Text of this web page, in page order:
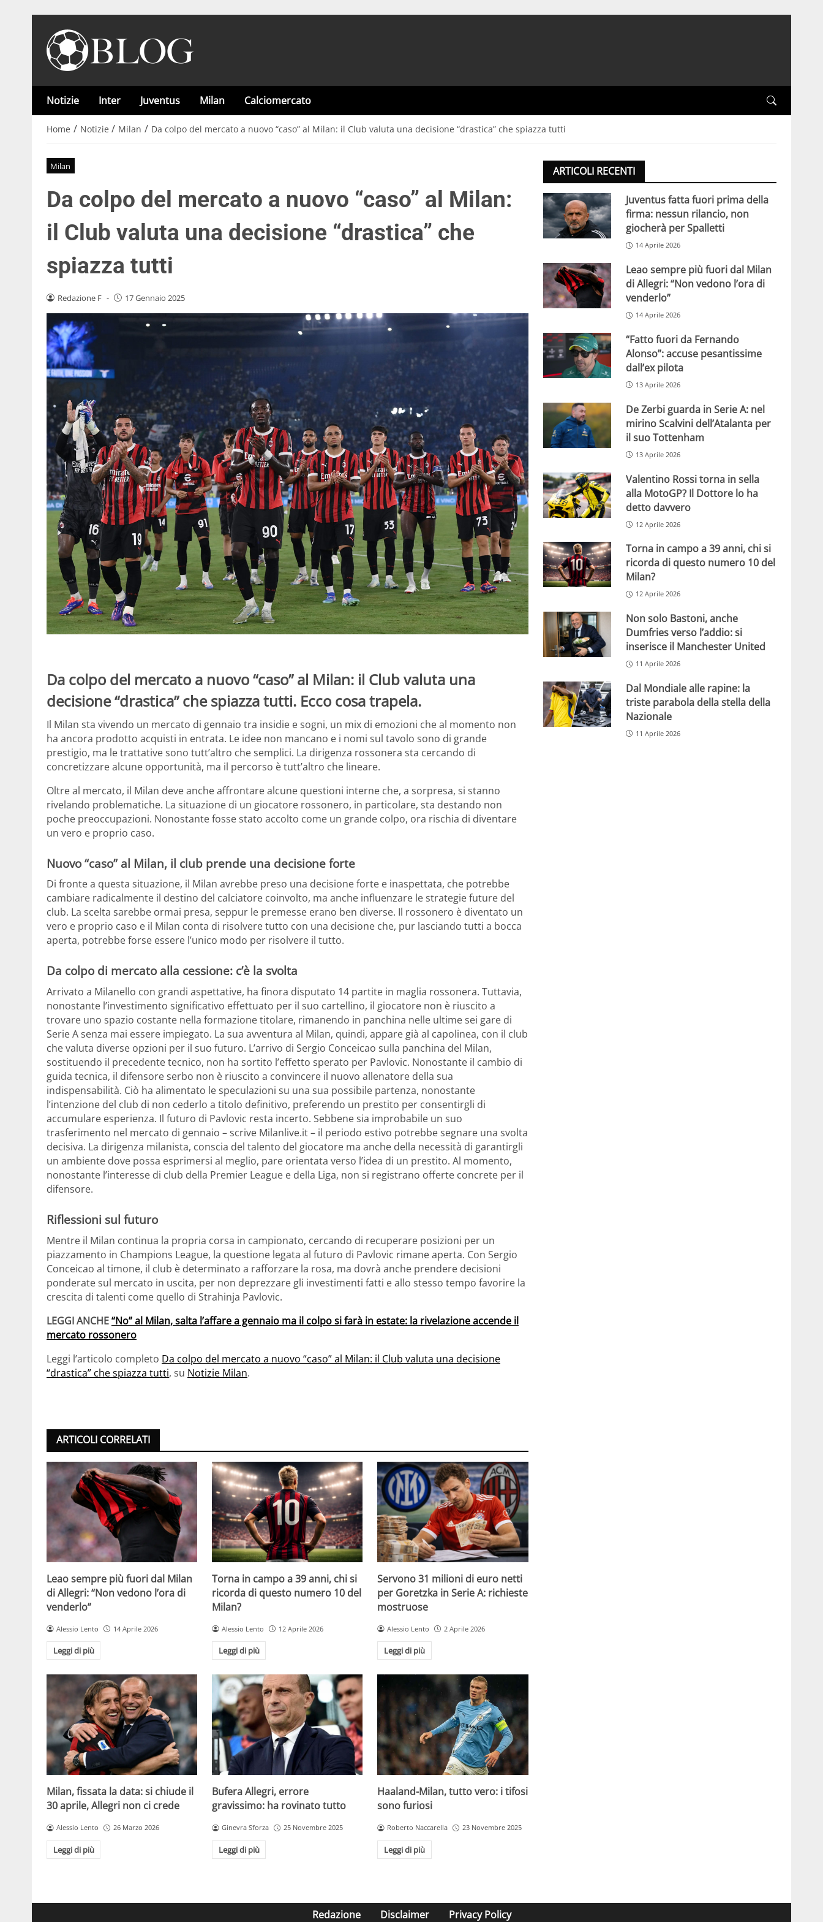
Notizie Inter Juventus Milan Calciomercato
Home / Notizie / Milan / Da colpo del mercato a nuovo “caso” al Milan: il Club valuta una decisione “drastica” che spiazza tutti
Milan
Da colpo del mercato a nuovo “caso” al Milan:
il Club valuta una decisione “drastica” che
spiazza tutti
Redazione F - 17 Gennaio 2025
Da colpo del mercato a nuovo “caso” al Milan: il Club valuta una
decisione “drastica” che spiazza tutti. Ecco cosa trapela.
Il Milan sta vivendo un mercato di gennaio tra insidie e sogni, un mix di emozioni che al momento non
ha ancora prodotto acquisti in entrata. Le idee non mancano e i nomi sul tavolo sono di grande
prestigio, ma le trattative sono tutt’altro che semplici. La dirigenza rossonera sta cercando di
concretizzare alcune opportunità, ma il percorso è tutt’altro che lineare.
Oltre al mercato, il Milan deve anche affrontare alcune questioni interne che, a sorpresa, si stanno
rivelando problematiche. La situazione di un giocatore rossonero, in particolare, sta destando non
poche preoccupazioni. Nonostante fosse stato accolto come un grande colpo, ora rischia di diventare
un vero e proprio caso.
Nuovo “caso” al Milan, il club prende una decisione forte
Di fronte a questa situazione, il Milan avrebbe preso una decisione forte e inaspettata, che potrebbe
cambiare radicalmente il destino del calciatore coinvolto, ma anche influenzare le strategie future del
club. La scelta sarebbe ormai presa, seppur le premesse erano ben diverse. Il rossonero è diventato un
vero e proprio caso e il Milan conta di risolvere tutto con una decisione che, pur lasciando tutti a bocca
aperta, potrebbe forse essere l’unico modo per risolvere il tutto.
Da colpo di mercato alla cessione: c’è la svolta
Arrivato a Milanello con grandi aspettative, ha finora disputato 14 partite in maglia rossonera. Tuttavia,
nonostante l’investimento significativo effettuato per il suo cartellino, il giocatore non è riuscito a
trovare uno spazio costante nella formazione titolare, rimanendo in panchina nelle ultime sei gare di
Serie A senza mai essere impiegato. La sua avventura al Milan, quindi, appare già al capolinea, con il club
che valuta diverse opzioni per il suo futuro. L’arrivo di Sergio Conceicao sulla panchina del Milan,
sostituendo il precedente tecnico, non ha sortito l’effetto sperato per Pavlovic. Nonostante il cambio di
guida tecnica, il difensore serbo non è riuscito a convincere il nuovo allenatore della sua
indispensabilità. Ciò ha alimentato le speculazioni su una sua possibile partenza, nonostante
l’intenzione del club di non cederlo a titolo definitivo, preferendo un prestito per consentirgli di
accumulare esperienza. Il futuro di Pavlovic resta incerto. Sebbene sia improbabile un suo
trasferimento nel mercato di gennaio – scrive Milanlive.it – il periodo estivo potrebbe segnare una svolta
decisiva. La dirigenza milanista, conscia del talento del giocatore ma anche della necessità di garantirgli
un ambiente dove possa esprimersi al meglio, pare orientata verso l’idea di un prestito. Al momento,
nonostante l’interesse di club della Premier League e della Liga, non si registrano offerte concrete per il
difensore.
Riflessioni sul futuro
Mentre il Milan continua la propria corsa in campionato, cercando di recuperare posizioni per un
piazzamento in Champions League, la questione legata al futuro di Pavlovic rimane aperta. Con Sergio
Conceicao al timone, il club è determinato a rafforzare la rosa, ma dovrà anche prendere decisioni
ponderate sul mercato in uscita, per non deprezzare gli investimenti fatti e allo stesso tempo favorire la
crescita di talenti come quello di Strahinja Pavlovic.
LEGGI ANCHE“No” al Milan, salta l’affare a gennaio ma il colpo si farà in estate: la rivelazione accende il
mercato rossonero
Leggi l’articolo completo Da colpo del mercato a nuovo “caso” al Milan: il Club valuta una decisione
“drastica” che spiazza tutti, su Notizie Milan.
ARTICOLI CORRELATI
Leao sempre più fuori dal Milan
di Allegri: “Non vedono l’ora di
venderlo”
Alessio Lento 14 Aprile 2026
Leggi di più
Torna in campo a 39 anni, chi si
ricorda di questo numero 10 del
Milan?
Alessio Lento 12 Aprile 2026
Leggi di più
Servono 31 milioni di euro netti
per Goretzka in Serie A: richieste
mostruose
Alessio Lento 2 Aprile 2026
Leggi di più
Milan, fissata la data: si chiude il
30 aprile, Allegri non ci crede
Alessio Lento 26 Marzo 2026
Leggi di più
Bufera Allegri, errore
gravissimo: ha rovinato tutto
Ginevra Sforza 25 Novembre 2025
Leggi di più
Haaland-Milan, tutto vero: i tifosi
sono furiosi
Roberto Naccarella 23 Novembre 2025
Leggi di più
ARTICOLI RECENTI
Juventus fatta fuori prima della
firma: nessun rilancio, non
giocherà per Spalletti
14 Aprile 2026
Leao sempre più fuori dal Milan
di Allegri: “Non vedono l’ora di
venderlo”
14 Aprile 2026
“Fatto fuori da Fernando
Alonso”: accuse pesantissime
dall’ex pilota
13 Aprile 2026
De Zerbi guarda in Serie A: nel
mirino Scalvini dell’Atalanta per
il suo Tottenham
13 Aprile 2026
Valentino Rossi torna in sella
alla MotoGP? Il Dottore lo ha
detto davvero
12 Aprile 2026
Torna in campo a 39 anni, chi si
ricorda di questo numero 10 del
Milan?
12 Aprile 2026
Non solo Bastoni, anche
Dumfries verso l’addio: si
inserisce il Manchester United
11 Aprile 2026
Dal Mondiale alle rapine: la
triste parabola della stella della
Nazionale
11 Aprile 2026
Redazione Disclaimer Privacy Policy